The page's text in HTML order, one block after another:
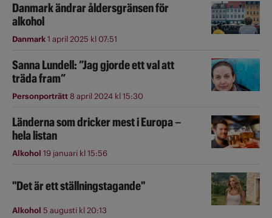
Danmark ändrar åldersgränsen för
alkohol
Danmark1 april 2025 kl 07:51
Sanna Lundell: ”Jag gjorde ett val att
träda fram”
Personporträtt8 april 2024 kl 15:30
Länderna som dricker mest i Europa –
hela listan
Alkohol 19 januari kl 15:56
"Det är ett ställningstagande"
Alkohol 5 augusti kl 20:13